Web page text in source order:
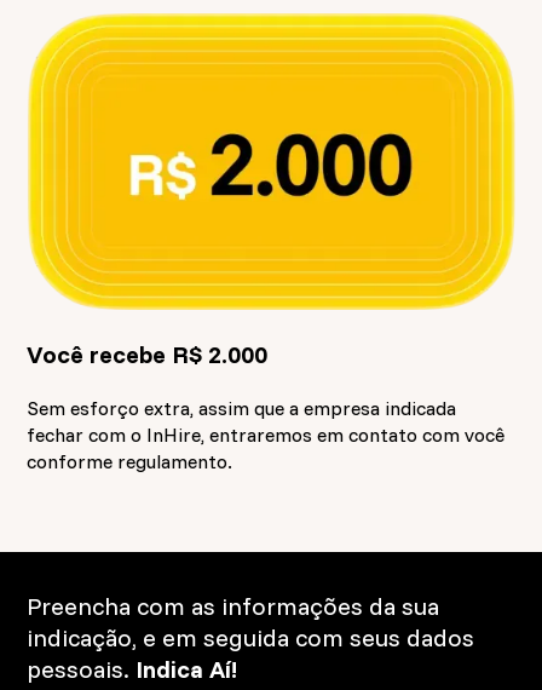
Você recebe R$ 2.000
Sem esforço extra, assim que a empresa indicada
fechar com o InHire, entraremos em contato com você
conforme regulamento.
Preencha com as informações da sua
indicação, e em seguida com seus dados
pessoais. Indica Aí!